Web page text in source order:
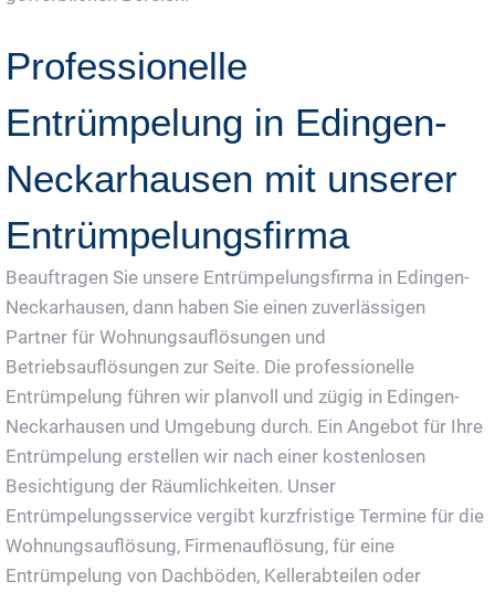
Professionelle
Entrümpelung in Edingen-
Neckarhausen mit unserer
Entrümpelungsfirma
Beauftragen Sie unsere Entrümpelungsfirma in Edingen-
Neckarhausen, dann haben Sie einen zuverlässigen
Partner für Wohnungsauflösungen und
Betriebsauflösungen zur Seite. Die professionelle
Entrümpelung führen wir planvoll und zügig in Edingen-
Neckarhausen und Umgebung durch. Ein Angebot für Ihre
Entrümpelung erstellen wir nach einer kostenlosen
Besichtigung der Räumlichkeiten. Unser
Entrümpelungsservice vergibt kurzfristige Termine für die
Wohnungsauflösung, Firmenauflösung, für eine
Entrümpelung von Dachböden, Kellerabteilen oder